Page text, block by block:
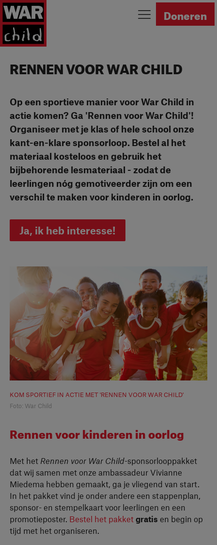
Ga naar homepage Doneren
RENNEN VOOR WAR CHILD
Op een sportieve manier voor War Child in
actie komen? Ga 'Rennen voor War Child'!
Organiseer met je klas of hele school onze
kant-en-klare sponsorloop. Bestel al het
materiaal kosteloos en gebruik het
bijbehorende lesmateriaal - zodat de
leerlingen nóg gemotiveerder zijn om een
verschil te maken voor kinderen in oorlog.
Ja, ik heb interesse!
KOM SPORTIEF IN ACTIE MET 'RENNEN VOOR WAR CHILD'
Foto: War Child
Rennen voor kinderen in oorlog
Met het Rennen voor War Child-sponsorlooppakket
dat wij samen met onze ambassadeur Vivianne
Miedema hebben gemaakt, ga je vliegend van start.
In het pakket vind je onder andere een stappenplan,
sponsor- en stempelkaart voor leerlingen en een
promotieposter. Bestel het pakket gratis en begin op
tijd met het organiseren.